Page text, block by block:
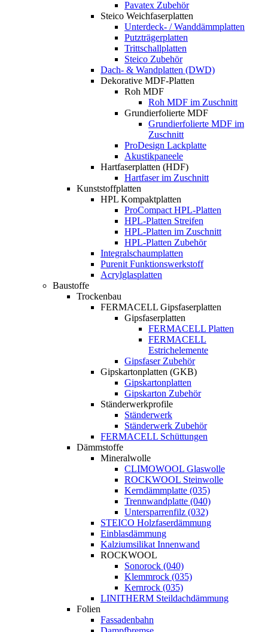
Pavatex Zubehör
Steico Weichfaserplatten
Unterdeck- / Wanddämmplatten
Putzträgerplatten
Trittschallplatten
Steico Zubehör
Dach- & Wandplatten (DWD)
Dekorative MDF-Platten
Roh MDF
Roh MDF im Zuschnitt
Grundierfolierte MDF
Grundierfolierte MDF im
Zuschnitt
ProDesign Lackplatte
Akustikpaneele
Hartfaserplatten (HDF)
Hartfaser im Zuschnitt
Kunststoffplatten
HPL Kompaktplatten
ProCompact HPL-Platten
HPL-Platten Streifen
HPL-Platten im Zuschnitt
HPL-Platten Zubehör
Integralschaumplatten
Purenit Funktionswerkstoff
Acrylglasplatten
Baustoffe
Trockenbau
FERMACELL Gipsfaserplatten
Gipsfaserplatten
FERMACELL Platten
FERMACELL
Estrichelemente
Gipsfaser Zubehör
Gipskartonplatten (GKB)
Gipskartonplatten
Gipskarton Zubehör
Ständerwerkprofile
Ständerwerk
Ständerwerk Zubehör
FERMACELL Schüttungen
Dämmstoffe
Mineralwolle
CLIMOWOOL Glaswolle
ROCKWOOL Steinwolle
Kerndämmplatte (035)
Trennwandplatte (040)
Untersparrenfilz (032)
STEICO Holzfaserdämmung
Einblasdämmung
Kalziumsilikat Innenwand
ROCKWOOL
Sonorock (040)
Klemmrock (035)
Kernrock (035)
LINITHERM Steildachdämmung
Folien
Fassadenbahn